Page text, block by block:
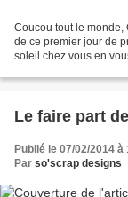
Coucou tout le monde,
de ce premier jour de
soleil chez vous en
Le faire part
Publié le 07/02/2014 à
Par so'scrap designs